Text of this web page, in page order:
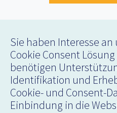
Sie haben Interesse
Cookie Consent Lösung
benötigen
Identifikation und
Cookie- und Consent-
Einbindung in die